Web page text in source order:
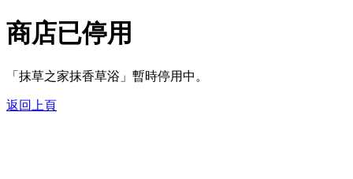
商店已停用
「抹草之家抹香草浴」暫時停用中。
返回上頁